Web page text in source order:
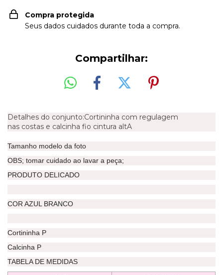
Compra protegida
Seus dados cuidados durante toda a compra.
Compartilhar:
Detalhes do conjunto:Cortininha com regulagem
nas costas e calcinha fio cintura altA
Tamanho modelo da foto
OBS; tomar cuidado ao lavar a peça;
PRODUTO DELICADO
COR AZUL BRANCO
Cortininha P
Calcinha P
TABELA DE MEDIDAS